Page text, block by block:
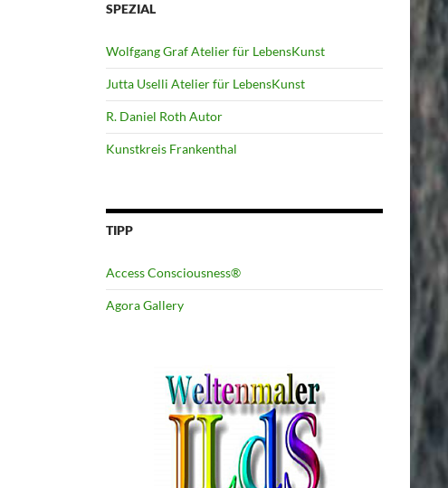
SPEZIAL
Wolfgang Graf Atelier für LebensKunst
Jutta Uselli Atelier für LebensKunst
R. Daniel Roth Autor
Kunstkreis Frankenthal
TIPP
Access Consciousness®
Agora Gallery